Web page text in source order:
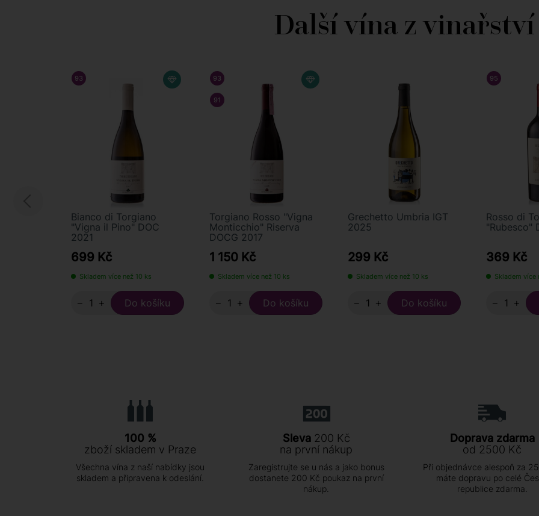
Další vína z vinařství
93
Bianco di Torgiano
"Vigna il Pino" DOC
2021
699 Kč
Skladem více než 10 ks
− +
93
91
Torgiano Rosso "Vigna
Monticchio" Riserva
DOCG 2017
1 150 Kč
Skladem více než 10 ks
− +
Grechetto Umbria IGT
2025
299 Kč
Skladem více než 10 ks
− +
95
Rosso di
"Rubesco"
369 Kč
Skladem více
− +
100 %
zboží skladem v Praze
Všechna vína z naší nabídky jsou
skladem a připravena k odeslání.
Sleva200 Kč
na první nákup
Zaregistrujte se u nás a jako bonus
dostanete 200 Kč poukaz na první
nákup.
Doprava zdarma
od 2500 Kč
Při objednávce alespoň za
máte dopravu po celé
republice zdarma.